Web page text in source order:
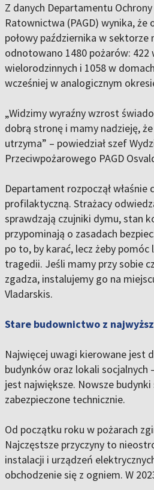
Z danych Departamentu
Ratownictwa (PAGD) wynika, że
połowy października w sektorze
odnotowano 1480 pożarów: 422
wielorodzinnych i 1058 w
wcześniej w analogicznym
„Widzimy wyraźny wzrost
dobrą stronę i mamy nadzieję,
utrzyma” – powiedział szef
Przeciwpożarowego PAGD
Departament rozpoczął właśnie
profilaktyczną. Strażacy
sprawdzają czujniki dymu, stan
przypominają o zasadach
po to, by karać, lecz żeby
tragedii. Jeśli mamy przy sobie
zgadza, instalujemy go na
Vladarskis.
Stare budownictwo z
Najwięcej uwagi kierowane jest
budynków oraz lokali socjalnych
jest największe. Nowsze budynki
zabezpieczone technicznie.
Od początku roku w pożarach
Najczęstsze przyczyny to
instalacji i urządzeń
obchodzenie się z ogniem. W